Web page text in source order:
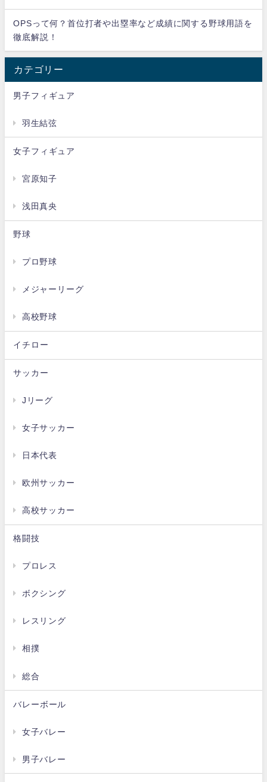
OPSって何？首位打者や出塁率など成績に関する野球用語を
徹底解説！
カテゴリー
男子フィギュア
羽生結弦
女子フィギュア
宮原知子
浅田真央
野球
プロ野球
メジャーリーグ
高校野球
イチロー
サッカー
Jリーグ
女子サッカー
日本代表
欧州サッカー
高校サッカー
格闘技
プロレス
ボクシング
レスリング
相撲
総合
バレーボール
女子バレー
男子バレー